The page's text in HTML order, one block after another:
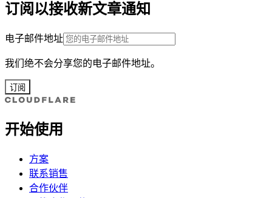
订阅以接收新文章通知
电子邮件地址
我们绝不会分享您的电子邮件地址。
订阅
开始使用
方案
联系销售
合作伙伴